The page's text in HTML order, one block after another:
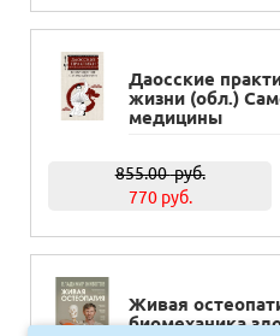
Даосские
жизни (обл.)
медицины
855.00руб.
770 руб.
Живая
биомеханика